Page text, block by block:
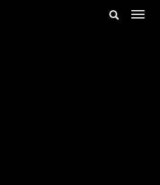
Suche